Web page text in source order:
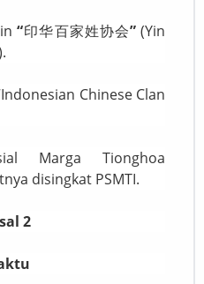
“印华百家姓协会”(Yin
Chinese Clan
Marga Tionghoa
disingkat PSMTI.
2